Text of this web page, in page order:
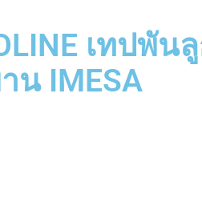
เทปพัน
น IMESA